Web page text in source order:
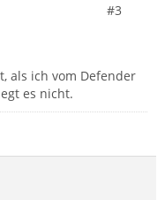
#3
als ich vom Defender
es nicht.